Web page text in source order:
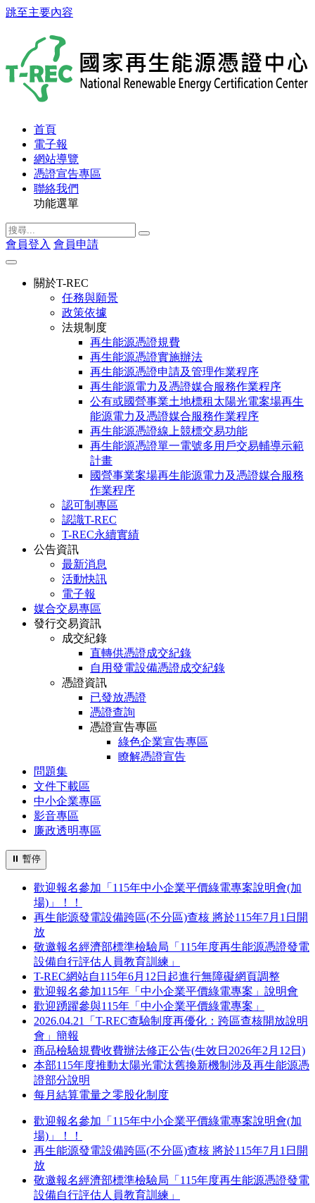
跳至主要內容
首頁
電子報
網站導覽
憑證宣告專區
聯絡我們
功能選單
會員登入 會員申請
關於T-REC
任務與願景
政策依據
法規制度
再生能源憑證規費
再生能源憑證實施辦法
再生能源憑證申請及管理作業程序
再生能源電力及憑證媒合服務作業程序
公有或國營事業土地標租太陽光電案場再生
能源電力及憑證媒合服務作業程序
再生能源憑證線上競標交易功能
再生能源憑證單一電號多用戶交易輔導示範
計畫
國營事業案場再生能源電力及憑證媒合服務
作業程序
認可制專區
認識T-REC
T-REC永續實績
公告資訊
最新消息
活動快訊
電子報
媒合交易專區
發行交易資訊
成交紀錄
直轉供憑證成交紀錄
自用發電設備憑證成交紀錄
憑證資訊
已發放憑證
憑證查詢
憑證宣告專區
綠色企業宣告專區
瞭解憑證宣告
問題集
文件下載區
中小企業專區
影音專區
廉政透明專區
⏸ 暫停
歡迎報名參加「115年中小企業平價綠電專案說明會(加
場)」！！
再生能源發電設備跨區(不分區)查核 將於115年7月1日開
放
敬邀報名經濟部標準檢驗局「115年度再生能源憑證發電
設備自行評估人員教育訓練」
T-REC網站自115年6月12日起進行無障礙網頁調整
歡迎報名參加115年「中小企業平價綠電專案」說明會
歡迎踴躍參與115年「中小企業平價綠電專案」
2026.04.21「T-REC查驗制度再優化：跨區查核開放說明
會」簡報
商品檢驗規費收費辦法修正公告(生效日2026年2月12日)
本部115年度推動太陽光電汰舊換新機制涉及再生能源憑
證部分說明
每月結算電量之零股化制度
歡迎報名參加「115年中小企業平價綠電專案說明會(加
場)」！！
再生能源發電設備跨區(不分區)查核 將於115年7月1日開
放
敬邀報名經濟部標準檢驗局「115年度再生能源憑證發電
設備自行評估人員教育訓練」